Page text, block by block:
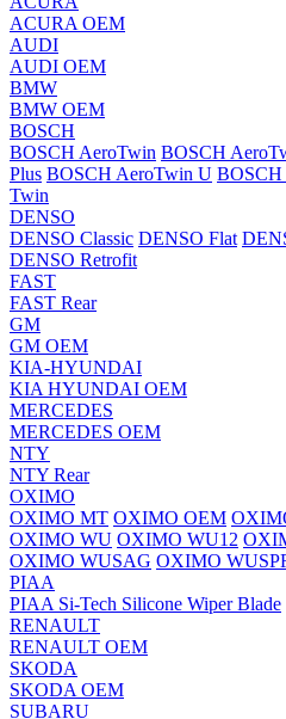
ACURA OEM
AUDI
AUDI OEM
BMW
BMW OEM
BOSCH
BOSCH AeroTwin BOSCH
Plus BOSCH AeroTwin U BOSCH
Twin
DENSO
DENSO Classic DENSO Flat
DENSO Retrofit
FAST
FAST Rear
GM
GM OEM
KIA-HYUNDAI
KIA HYUNDAI OEM
MERCEDES
MERCEDES OEM
NTY
NTY Rear
OXIMO
OXIMO MT OXIMO OEM
OXIMO WU OXIMO WU12
OXIMO WUSAG OXIMO
PIAA
PIAA Si-Tech Silicone Wiper Blade
RENAULT
RENAULT OEM
SKODA
SKODA OEM
SUBARU